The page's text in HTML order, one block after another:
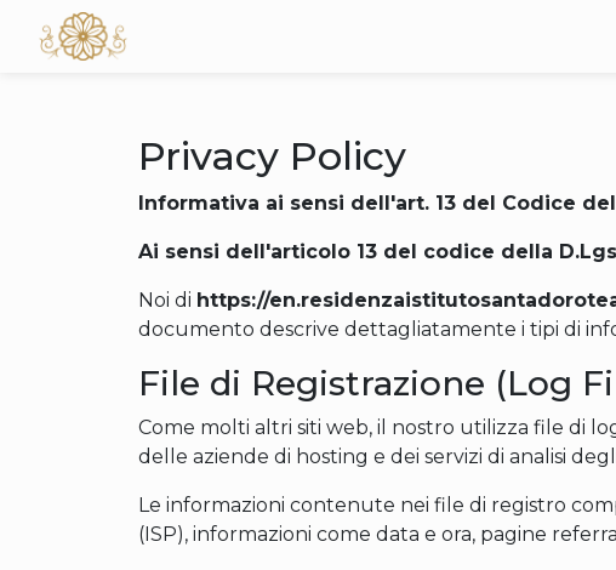
Privacy Policy
Informativa ai sensi dell'art. 13 del Codice
Ai sensi dell'articolo 13 del codice della
Noi di https://
documento descrive dettagliatamente i tipi di
File di Registrazione (Log
Come molti altri siti web, il nostro utilizza file di
delle aziende di hosting e dei servizi di analisi
Le informazioni contenute nei file di registro
(ISP), informazioni come data e ora, pagine